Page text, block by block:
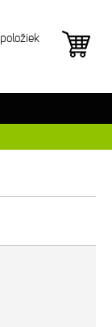
položiek